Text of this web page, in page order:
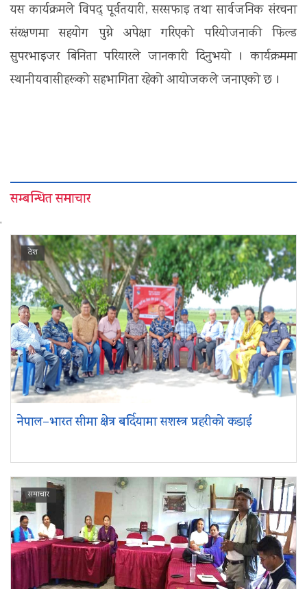
यस कार्यक्रमले विपद् पूर्वतयारी, सरसफाइ तथा सार्वजनिक संरचना
संरक्षणमा सहयोग पुग्ने अपेक्षा गरिएको परियोजनाकी फिल्ड
सुपरभाइजर बिनिता परियारले जानकारी दिनुभयो । कार्यक्रममा
स्थानीयवासीहरूको सहभागिता रहेको आयोजकले जनाएको छ ।
सम्बन्धित समाचार
'
देश
नेपाल–भारत सीमा क्षेत्र बर्दियामा सशस्त्र प्रहरीको कडाई
समाचार